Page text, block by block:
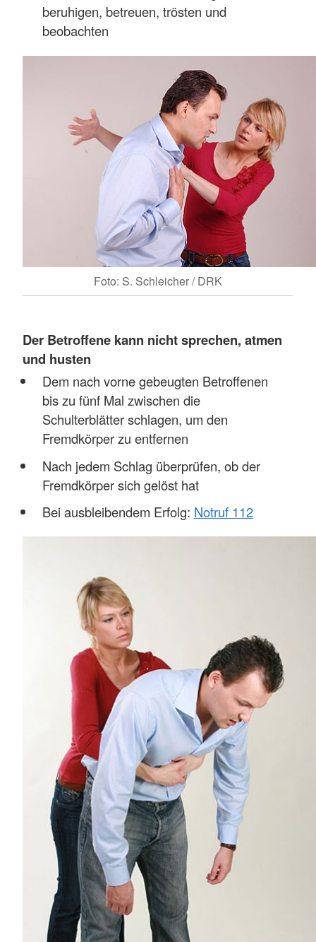
beruhigen, betreuen, trösten und
beobachten
Foto: S. Schleicher / DRK
Der Betroffene kann nicht sprechen, atmen
und husten
Dem nach vorne gebeugten Betroffenen
bis zu fünf Mal zwischen die
Schulterblätter schlagen, um den
Fremdkörper zu entfernen
Nach jedem Schlag überprüfen, ob der
Fremdkörper sich gelöst hat
Bei ausbleibendem Erfolg: Notruf 112